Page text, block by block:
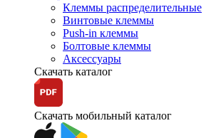
Клеммы распределительные
Винтовые клеммы
Push-in клеммы
Болтовые клеммы
Аксессуары
Скачать каталог
Скачать мобильный каталог